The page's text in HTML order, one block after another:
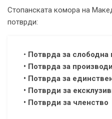
Стопанската комора на
потврди:
• Потврда за слободна
• Потврда за
• Потврда за
• Потврди за
• Потврди за членство